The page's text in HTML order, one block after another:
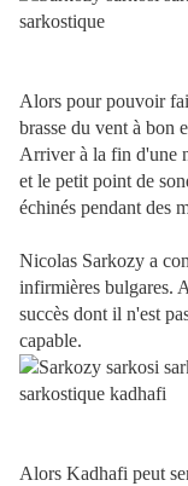
Alors pour pouvoir
brasse du vent à bon
Arriver à la fin d'une
et le petit point de
échinés pendant des
Nicolas Sarkozy a
infirmières bulgares.
succès dont il n'est
capable.
Alors Kadhafi peut